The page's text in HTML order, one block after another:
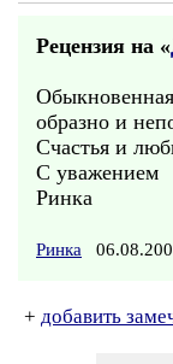
Рецензия на «
образно и
Счастья и
С уважением
Ринка
Ринка
+ добавить